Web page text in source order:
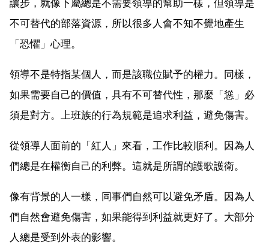
讓步，就像下屬總是不需要領導的幫助一樣，但領導是
不可替代的部落資源，所以很多人會不知不覺地產生
「恐懼」心理。
領導不是特指某個人，而是該職位賦予的權力。同樣，
如果需要自己的價值，具有不可替代性，那麼「慫」必
須是對方。上班族的行為規範是追求利益，避免傷害。
從領導人面前的「紅人」來看，工作比較順利。因為人
們總是在權衡自己的利弊。這就是所謂的護歌護衛。
像有背景的人一樣，同事們自然可以避免矛盾。因為人
們自然會避免傷害，如果能得到利益就更好了。大部分
人總是受到外表的影響。